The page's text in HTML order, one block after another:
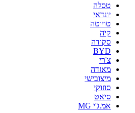
טסלה
יונדאי
טויוטה
קיה
סקודה
BYD
צ'רי
מאזדה
מיצובישי
סוזוקי
סיאט
אמ.ג'י MG